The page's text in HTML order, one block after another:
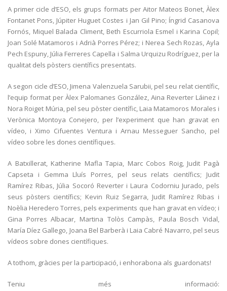
A primer cicle d’ESO, els grups formats per Aitor Mateos Bonet, Àlex
Fontanet Pons, Júpiter Huguet Costes i Jan Gil Pino; Íngrid Casanova
Fornós, Miquel Balada Climent, Beth Escurriola Esmel i Karina Copil;
Joan Solé Matamoros i Adrià Porres Pérez; i Nerea Sech Rozas, Ayla
Pech Espuny, Júlia Ferreres Capella i Salma Urquizu Rodríguez, per la
qualitat dels pòsters científics presentats.
A segon cicle d’ESO, Jimena Valenzuela Sarubii, pel seu relat científic,
l’equip format per Àlex Palomanes González, Aina Reverter Láinez i
Nora Roiget Múria, pel seu pòster científic, Laia Matamoros Morales i
Verònica Montoya Conejero, per l’experiment que han gravat en
vídeo, i Ximo Cifuentes Ventura i Arnau Messeguer Sancho, pel
vídeo sobre les dones científiques.
A Batxillerat, Katherine Mafla Tapia, Marc Cobos Roig, Judit Pagà
Capseta i Gemma Lluís Porres, pel seus relats científics; Judit
Ramírez Ribas, Júlia Socoró Reverter i Laura Codorniu Jurado, pels
seus pòsters científics; Kevin Ruiz Segarra, Judit Ramírez Ribas i
Noèlia Heredero Torres, pels experiments que han gravat en vídeo; i
Gina Porres Albacar, Martina Tolòs Campàs, Paula Bosch Vidal,
María Díez Gallego, Joana Bel Barberà i Laia Cabré Navarro, pel seus
vídeos sobre dones científiques.
A tothom, gràcies per la participació, i enhorabona als guardonats!
Teniu més informació: